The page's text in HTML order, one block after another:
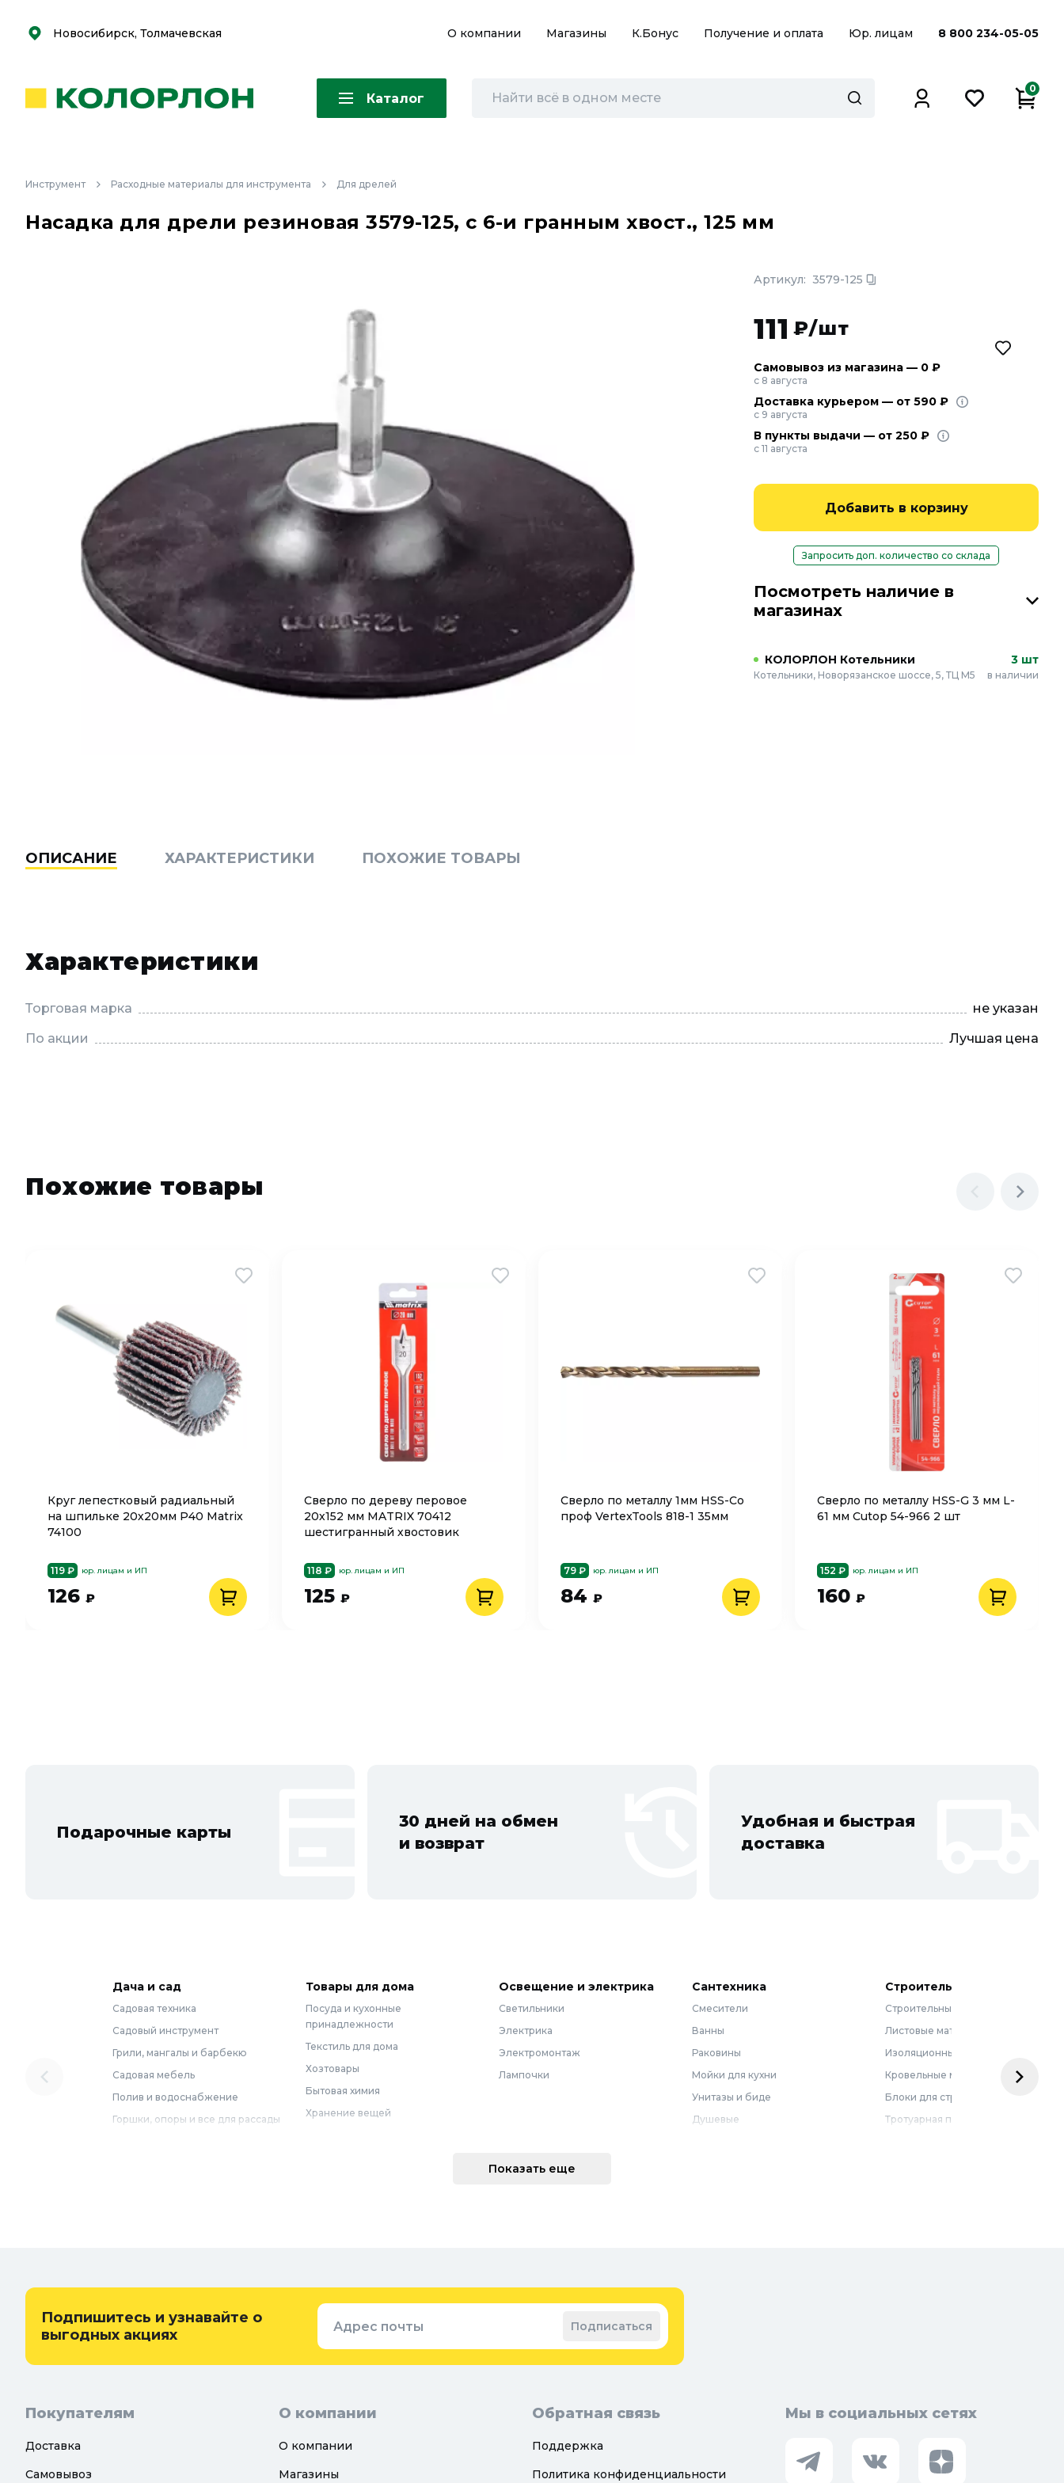
Скоро
Скоро
Новосибирск, Толмачевская О компании Магазины К.Бонус Получение и оплата Юр. лицам 8 800 234-05-05
Каталог
0
Инструмент Расходные материалы для инструмента Для дрелей
Насадка для дрели резиновая 3579-125, с 6-и гранным хвост., 125 мм
Артикул: 3579-125
111 ₽/шт
Самовывоз из магазина — 0 ₽
с 8 августа
Доставка курьером — от 590 ₽
с 9 августа
В пункты выдачи — от 250 ₽
с 11 августа
Добавить в корзину
Запросить доп. количество со склада
Посмотреть наличие в
магазинах
КОЛОРЛОН Котельники
Котельники, Новорязанское шоссе, 5, ТЦ М5
3 шт
в наличии
ОПИСАНИЕ ХАРАКТЕРИСТИКИ ПОХОЖИЕ ТОВАРЫ
Характеристики
Торговая марка
не указан
По акции
Лучшая цена
Похожие товары
Круг лепестковый радиальный
на шпильке 20х20мм P40 Matrix
74100
119 ₽ юр. лицам и ИП
126 ₽
Сверло по дереву перовое
20х152 мм MATRIX 70412
шестигранный хвостовик
118 ₽ юр. лицам и ИП
125 ₽
Сверло по металлу 1мм HSS-Cо
проф VertexTools 818-1 35мм
79 ₽ юр. лицам и ИП
84 ₽
Сверло по металлу HSS-G 3 мм L-
61 мм Cutop 54-966 2 шт
152 ₽ юр. лицам и ИП
160 ₽
Подарочные карты
30 дней на обмен
и возврат
Удобная и быстрая
доставка
Дача и сад
Садовая техника
Садовый инструмент
Грили, мангалы и барбекю
Садовая мебель
Полив и водоснабжение
Горшки, опоры и все для рассады
Теплицы, парники и укрывной
материал
Товары для дома
Посуда и кухонные
принадлежности
Текстиль для дома
Хозтовары
Бытовая химия
Хранение вещей
Придверные коврики
Освещение и электрика
Светильники
Электрика
Электромонтаж
Лампочки
Сантехника
Смесители
Ванны
Раковины
Мойки для кухни
Унитазы и биде
Душевые
Строительные материалы
Строительные смеси
Листовые материалы
Изоляционные материалы
Кровельные материалы
Блоки для строительства
Тротуарная плитка
Показать еще
Подпишитесь и узнавайте о
выгодных акциях
Адрес почты Подписаться
Покупателям
Доставка
Самовывоз
О компании
О компании
Магазины
Обратная связь
Поддержка
Политика конфиденциальности
Мы в социальных сетях